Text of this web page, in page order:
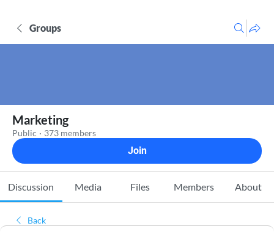
Groups
Marketing
Public · 373 members
Join
Discussion Media Files Members About
Back